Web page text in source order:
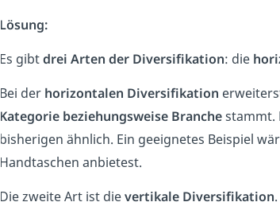
Lösung:
Es gibtdrei Arten der Diversifikation: die
Bei der horizontalen Diversifikation
Kategorie beziehungsweise Branchestammt.
bisherigen ähnlich. Ein geeignetes Beispiel
Handtaschen anbietest.
Die zweite Art ist dievertikale Diversifikation